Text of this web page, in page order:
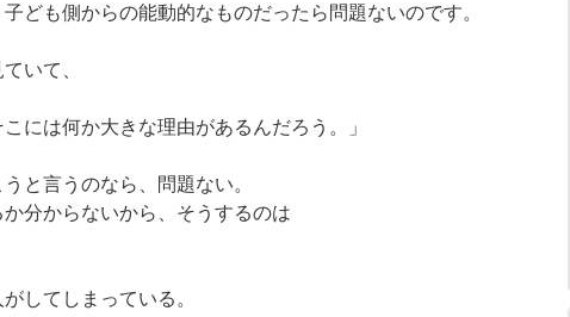
ども側からの能動的なものだったら問題ないのです。
いて、
には何か大きな理由があるんだろう。」
と言うのなら、問題ない。
分からないから、そうするのは
してしまっている。